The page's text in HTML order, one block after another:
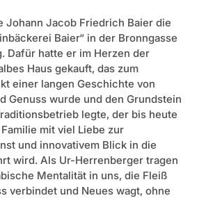
Johann Jacob Friedrich Baier die
Baier“ in der Bronngasse
Dafür hatte er im Herzen der
Haus gekauft, das zum
einer langen Geschichte von
Genuss wurde und den Grundstein
legte, der bis heute
mit viel Liebe zur
und innovativem Blick in die
wird. Als Ur-Herrenberger tragen
Mentalität in uns, die Fleiß
verbindet und Neues wagt, ohne